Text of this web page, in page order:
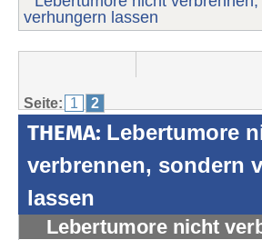
verhungern lassen
Seite: 1 2
THEMA: Lebertumore
verbrennen, sondern
lassen
Lebertumore nicht